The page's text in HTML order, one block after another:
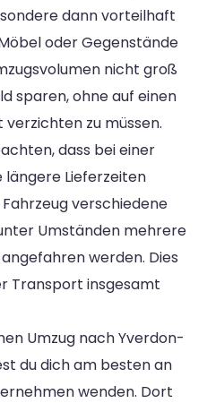
dann vorteilhaft
oder Gegenstände
nicht groß
sparen, ohne auf einen
zu müssen.
dass bei einer
längere Lieferzeiten
verschiedene
Umständen mehrere
werden. Dies
Transport insgesamt
Umzug nach Yverdon-
du dich am besten an
wenden. Dort